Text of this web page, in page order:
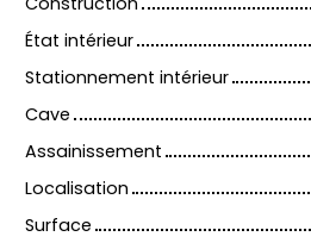
État intérieur
Stationnement intérieur
Cave
Assainissement
Localisation
Surface